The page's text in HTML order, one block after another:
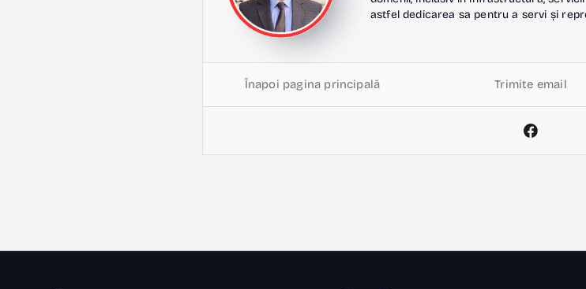
astfel dedicarea sa pentru a servi și
Înapoi pagina principală Trimite email